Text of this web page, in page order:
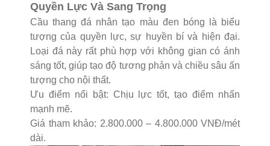
Quyền Lực Và Sang Trọng
Cầu thang đá nhân tạo màu đen bóng là biểu
tượng của quyền lực, sự huyền bí và hiện đại.
Loại đá này rất phù hợp với không gian có ánh
sáng tốt, giúp tạo độ tương phản và chiều sâu ấn
tượng cho nội thất.
Ưu điểm nổi bật: Chịu lực tốt, tạo điểm nhấn
mạnh mẽ.
Giá tham khảo: 2.800.000 – 4.800.000 VNĐ/mét
dài.